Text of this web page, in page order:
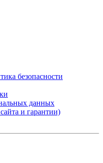
безопасности
данных
и гарантии)